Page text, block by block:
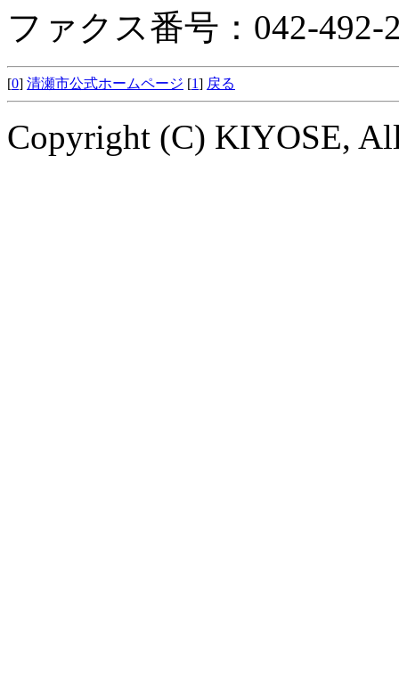
ファクス番号：042-492-
[0] 清瀬市公式ホームページ [1] 戻る
Copyright (C) KIYOSE,